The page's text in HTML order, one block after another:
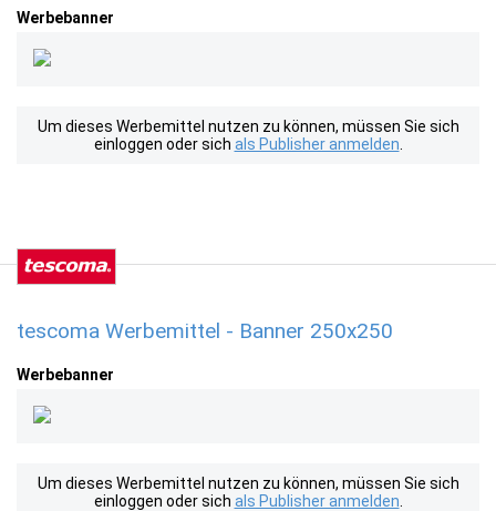
Werbebanner
Um dieses Werbemittel nutzen zu können, müssen Sie sich
einloggen oder sich als Publisher anmelden
tescoma Werbemittel - Banner 250x250
Werbebanner
Um dieses Werbemittel nutzen zu können, müssen Sie sich
einloggen oder sich als Publisher anmelden